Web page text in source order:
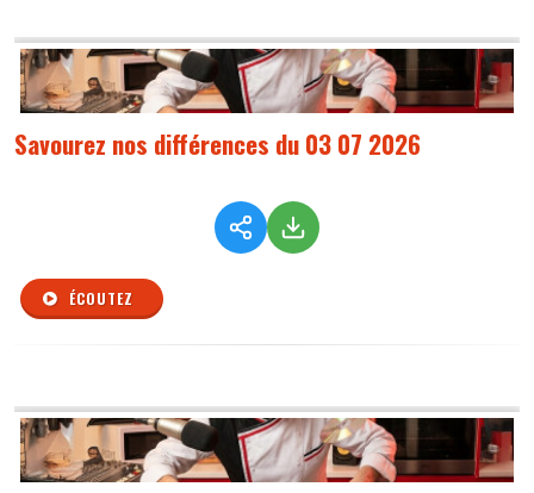
Savourez nos différences du 03 07 2026
ÉCOUTEZ